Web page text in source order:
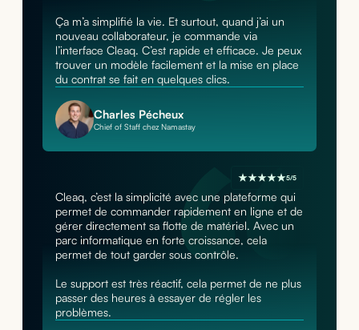
Ça m’a simplifié la vie. Et surtout, quand j’ai un
nouveau collaborateur, je commande via
l’interface Cleaq. C’est rapide et efficace. Je peux
trouver un modèle facilement et la mise en place
du contrat se fait en quelques clics.
Charles Pécheux
Chief of Staff chez Namastay
5/5
Cleaq, c’est la simplicité avec une plateforme qui
permet de commander rapidement en ligne et de
gérer directement sa flotte de matériel. Avec un
parc informatique en forte croissance, cela
permet de tout garder sous contrôle.
Le support est très réactif, cela permet de ne plus
passer des heures à essayer de régler les
problèmes.